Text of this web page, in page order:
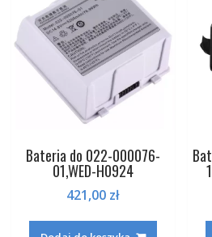
Bateria do 022-000076-
01,WED-H0924
421,00 zł